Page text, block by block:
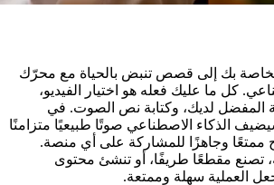
بك إلى قصص تنبض بالحياة مع محرّك
كل ما عليك فعله هو اختيار الفيديو،
المفضل لديك، وكتابة نص الصوت. في
الذكاء الاصطناعي صوتًا طبيعيًا متزامنًا
ممتعًا وجاهزًا للمشاركة على أي منصة.
مقطعًا طريفًا، أو تنشئ محتوى
العملية سهلة وممتعة.